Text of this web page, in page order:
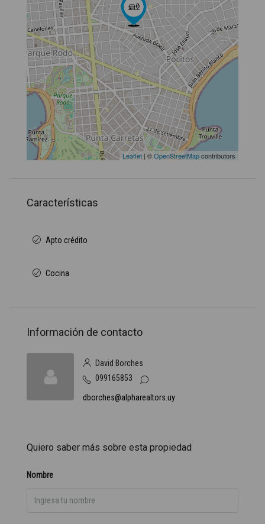
Leaflet | ©OpenStreetMapcontributors
Características
Apto crédito
Cocina
Información de contacto
David Borches
099165853
dborches@alpharealtors.uy
Quiero saber más sobre esta propiedad
Nombre